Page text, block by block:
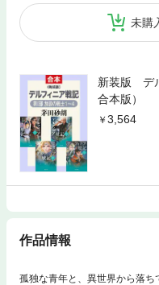
未購
新装版 デ
合本版）
3,564
作品情報
孤独な青年と、異世界から落